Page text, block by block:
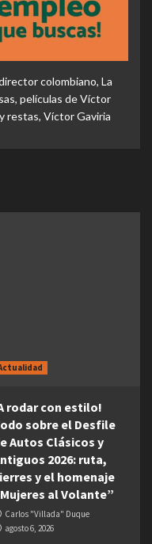
colombiano, La
, películas de Víctor
restas, Víctor Gaviria
rodar con estilo!
sobre el Desfile
Autos Clásicos y
2026: ruta,
y el homenaje
al Volante”
Carlos "Villada" Duque
agosto 6, 2026